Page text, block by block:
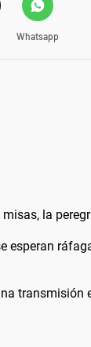
Whatsapp
la
esperan
transmisión